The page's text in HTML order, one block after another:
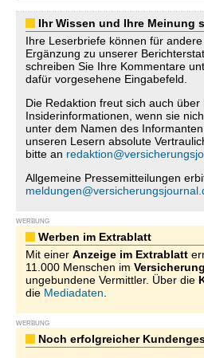
Ihr Wissen und Ihre Meinung
Ihre Leserbriefe können für
Ergänzung zu unserer
schreiben Sie Ihre Kommentare
dafür vorgesehene Eingabefeld.
Die Redaktion freut sich auch
Insiderinformationen, wenn sie
unter dem Namen des
unseren Lesern absolute
bitte an
Allgemeine Pressemitteilungen
WERBUNG
Werben im Extrablatt
Mit einer Anzeige im Extrablatt
11.000 Menschen im
ungebundene Vermittler. Über die
die Mediadaten
WERBUNG
Noch erfolgreicher